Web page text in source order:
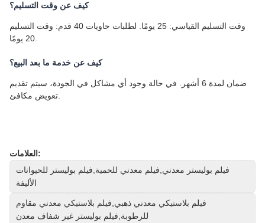
كيف عن وقت التسليم؟
وقت التسليم القياسي: 25 يومًا. لطلبات حاويات 40 قدم: وقت التسليم
20 يومًا.
كيف عن خدمة ما بعد البيع؟
ضمان لمدة 6 أشهر. في حالة وجود أي مشاكل في الجودة، سيتم تقديم
تعويض مكافئ.
العلامات:
فيلم بوليستر معدني,فيلم معدني للحمية,فيلم بوليستر للحيوانات
الأليفة
فيلم بلاستيكي معدني ذهبي,فيلم بلاستيكي معدني مقاوم
للرطوبة,فيلم بوليستر غير شفاف معدن